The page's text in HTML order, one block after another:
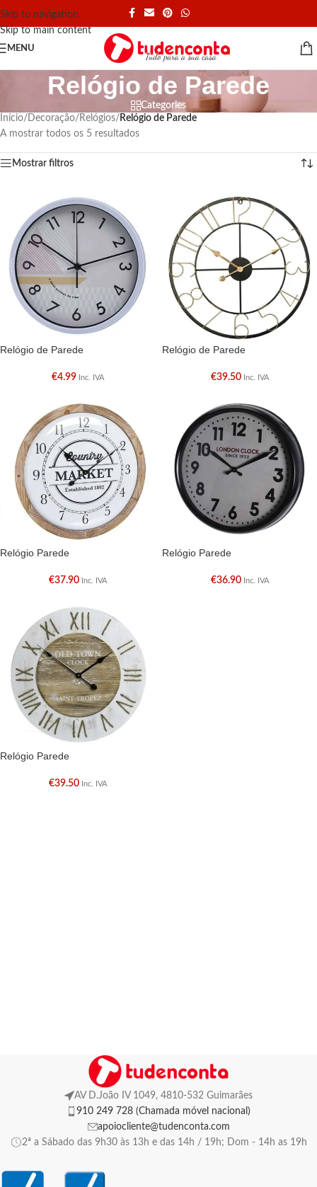
Skip to navigation
Skip to main content
MENU
Relógio de Parede
Categories
Início/ Decoração/ Relógios/ Relógio de Parede
A mostrar todos os 5 resultados
Mostrar filtros
Relógio de Parede
€4.99 Inc. IVA
Relógio de Parede
€39.50 Inc. IVA
Relógio Parede
€37.90 Inc. IVA
Relógio Parede
€36.90 Inc. IVA
Relógio Parede
€39.50 Inc. IVA
AV D.João IV 1049, 4810-532 Guimarães
910 249 728 (Chamada móvel nacional)
apoiocliente@tudenconta.com
2ª a Sábado das 9h30 às 13h e das 14h / 19h; Dom - 14h as 19h